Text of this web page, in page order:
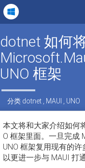
dotnet 如何
UNO 框架
分类 dotnet MAUI UNO
本文将和大家介绍如何
O 框架里面。一旦完成
UNO 框架复用现有的
以更进一步与 MAUI 打